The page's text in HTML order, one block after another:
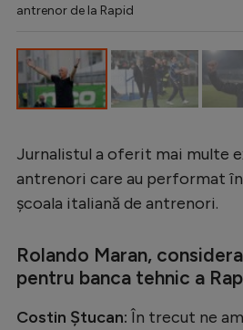
Intră în cont
Creează cont
antrenor de la Rapid
Jurnalistul a oferit mai multe
antrenori care au performat în
școala italiană de antrenori.
Rolando Maran,
pentru banca tehnic a
Costin Ștucan: În trecut ne